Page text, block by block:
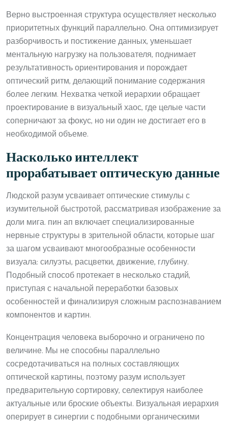
Верно выстроенная структура осуществляет несколько
приоритетных функций параллельно. Она оптимизирует
разборчивость и постижение данных, уменьшает
ментальную нагрузку на пользователя, поднимает
результативность ориентирования и порождает
оптический ритм, делающий понимание содержания
более легким. Нехватка четкой иерархии обращает
проектирование в визуальный хаос, где целые части
соперничают за фокус, но ни один не достигает его в
необходимой объеме.
Насколько интеллект
прорабатывает оптическую данные
Людской разум усваивает оптические стимулы с
изумительной быстротой, рассматривая изображение за
доли мига. пин ап включает специализированные
нервные структуры в зрительной области, которые шаг
за шагом усваивают многообразные особенности
визуала: силуэты, расцветки, движение, глубину.
Подобный способ протекает в несколько стадий,
приступая с начальной переработки базовых
особенностей и финализируя сложным распознаванием
компонентов и картин.
Концентрация человека выборочно и ограничено по
величине. Мы не способны параллельно
сосредотачиваться на полных составляющих
оптической картины, поэтому разум использует
предварительную сортировку, селектируя наиболее
актуальные или броские объекты. Визуальная иерархия
оперирует в синергии с подобными органическими